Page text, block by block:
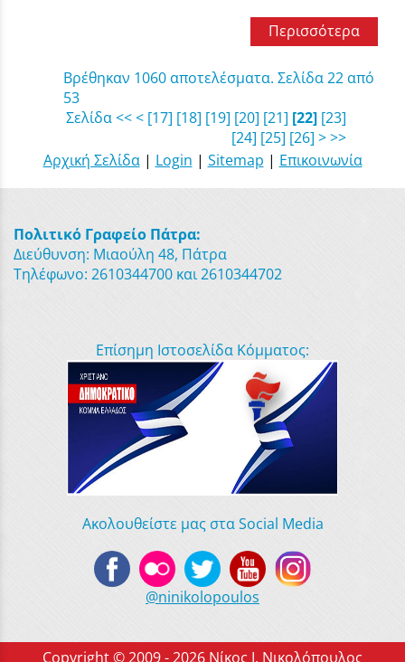
Περισσότερα
Βρέθηκαν 1060 αποτελέσματα. Σελίδα 22 από
53
Σελίδα<<< [17] [18] [19] [20] [21] [22] [23]
[24] [25] [26] >>>
Αρχική Σελίδα| Login | Sitemap | Επικοινωνία
Πολιτικό Γραφείο Πάτρα:
Διεύθυνση: Μιαούλη 48, Πάτρα
Τηλέφωνο: 2610344700 και 2610344702
Επίσημη Ιστοσελίδα Κόμματος:
Ακολουθείστε μας στα Social Media
@ninikolopoulos
Copyright © 2009 - 2026 Νίκος Ι. Νικολόπουλος